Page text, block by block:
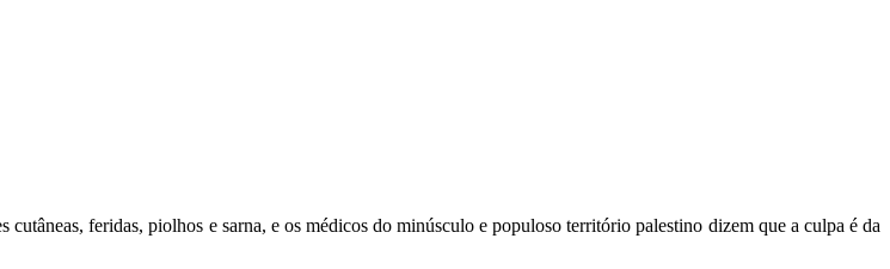
cutâneas, feridas, piolhos e sarna, e os médicos do minúsculo e populoso território palestino dizem que a culpa é da